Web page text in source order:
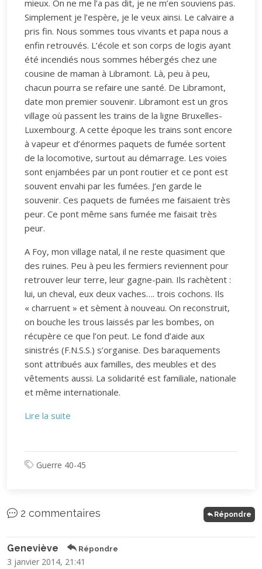
mieux. On ne me l’a pas dit, je ne m’en souviens pas.
Simplement je l’espère, je le veux ainsi. Le calvaire a
pris fin. Nous sommes tous vivants et papa nous a
enfin retrouvés. L’école et son corps de logis ayant
été incendiés nous sommes hébergés chez une
cousine de maman à Libramont. Là, peu à peu,
chacun pourra se refaire une santé. De Libramont,
date mon premier souvenir. Libramont est un gros
village où passent les trains de la ligne Bruxelles-
Luxembourg. A cette époque les trains sont encore
à vapeur et d’énormes paquets de fumée sortent
de la locomotive, surtout au démarrage. Les voies
sont enjambées par un pont routier et ce pont est
souvent envahi par les fumées. J’en garde le
souvenir. Ces paquets de fumées me faisaient très
peur. Ce pont même sans fumée me faisait très
peur.
A Foy, mon village natal, il ne reste quasiment que
des ruines. Peu à peu les fermiers reviennent pour
retrouver leur terre, leur gagne-pain. Ils rachètent :
lui, un cheval, eux deux vaches…. trois cochons. Ils
« charruent » et sèment à nouveau. On reconstruit,
on bouche les trous laissés par les bombes, on
récupère ce que l’on peut. Le fond d’aide aux
sinistrés (F.N.S.S.) s’organise. Des baraquements
sont attribués aux familles, des meubles et des
vêtements aussi. La solidarité est familiale, nationale
et même internationale.
Lire la suite
Guerre 40-45
2 commentaires Répondre
Geneviève Répondre
3 janvier 2014, 21:41